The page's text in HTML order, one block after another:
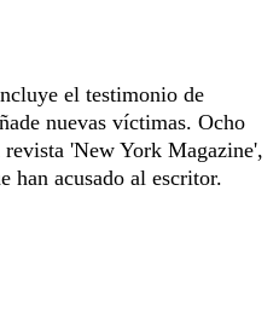
el testimonio de
nuevas víctimas. Ocho
'New York Magazine',
han acusado al escritor.